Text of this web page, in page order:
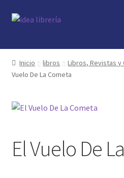
Ir
Ir
Inicio
contacto
libros
nosotros
Inicio libros Libros, Revistas y
Vuelo De La Cometa
El Vuelo De